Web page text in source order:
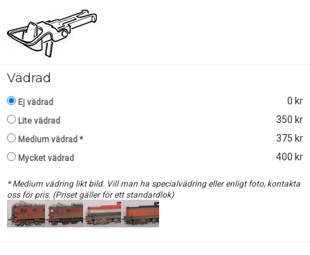
Vädrad
Ej vädrad 0 kr
Lite vädrad 350 kr
Medium vädrad * 375 kr
Mycket vädrad 400 kr
* Medium vädring likt bild. Vill man ha specialvädring eller enligt foto, kontakta
oss för pris. (Priset gäller för ett standardlok)